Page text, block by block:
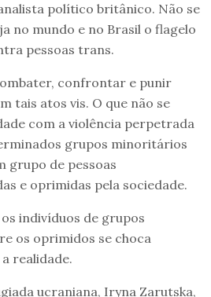
político britânico. Não se
no mundo e no Brasil o flagelo
pessoas trans.
confrontar e punir
tais atos vis. O que não se
com a violência perpetrada
grupos minoritários
grupo de pessoas
e oprimidas pela sociedade.
indivíduos de grupos
os oprimidos se choca
realidade.
ucraniana, Iryna Zarutska,